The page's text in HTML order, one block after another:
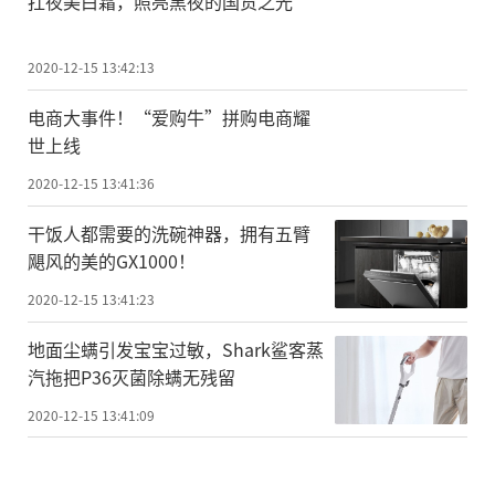
2020-12-15 13:42:13
电商大事件！“爱购牛”拼购电商耀
世上线
2020-12-15 13:41:36
干饭人都需要的洗碗神器，拥有五臂
飓风的美的GX1000！
2020-12-15 13:41:23
地面尘螨引发宝宝过敏，Shark鲨客蒸
汽拖把P36灭菌除螨无残留
2020-12-15 13:41:09